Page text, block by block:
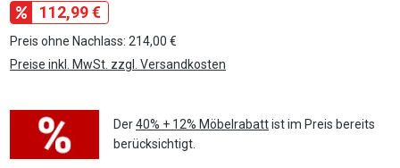
112,99 €
Preis ohne Nachlass: 214,00 €
Preise inkl. MwSt. zzgl. Versandkosten
Der40% + 12% Möbelrabattist im Preis bereits
berücksichtigt.